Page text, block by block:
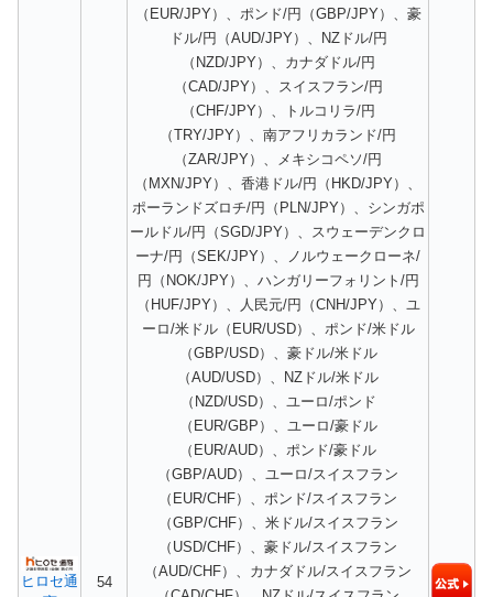
ヒロセ通
54
（EUR/JPY）、ポンド/円（GBP/JPY）、豪
ドル/円（AUD/JPY）、NZドル/円
（NZD/JPY）、カナダドル/円
（CAD/JPY）、スイスフラン/円
（CHF/JPY）、トルコリラ/円
（TRY/JPY）、南アフリカランド/円
（ZAR/JPY）、メキシコペソ/円
（MXN/JPY）、香港ドル/円（HKD/JPY）、
ポーランドズロチ/円（PLN/JPY）、シンガポ
ールドル/円（SGD/JPY）、スウェーデンクロ
ーナ/円（SEK/JPY）、ノルウェークローネ/
円（NOK/JPY）、ハンガリーフォリント/円
（HUF/JPY）、人民元/円（CNH/JPY）、ユ
ーロ/米ドル（EUR/USD）、ポンド/米ドル
（GBP/USD）、豪ドル/米ドル
（AUD/USD）、NZドル/米ドル
（NZD/USD）、ユーロ/ポンド
（EUR/GBP）、ユーロ/豪ドル
（EUR/AUD）、ポンド/豪ドル
（GBP/AUD）、ユーロ/スイスフラン
（EUR/CHF）、ポンド/スイスフラン
（GBP/CHF）、米ドル/スイスフラン
（USD/CHF）、豪ドル/スイスフラン
（AUD/CHF）、カナダドル/スイスフラン